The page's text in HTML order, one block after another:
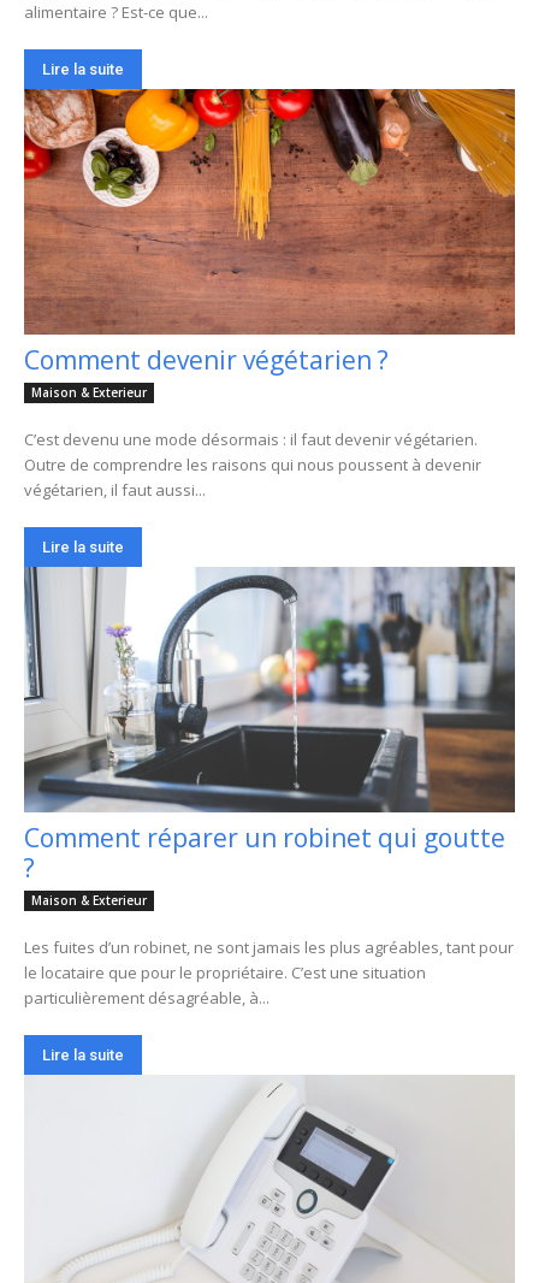
alimentaire ? Est-ce que...
Lire la suite
Comment devenir végétarien ?
Maison & Exterieur
C’est devenu une mode désormais : il faut devenir végétarien.
Outre de comprendre les raisons qui nous poussent à devenir
végétarien, il faut aussi...
Lire la suite
Comment réparer un robinet qui goutte
?
Maison & Exterieur
Les fuites d’un robinet, ne sont jamais les plus agréables, tant pour
le locataire que pour le propriétaire. C’est une situation
particulièrement désagréable, à...
Lire la suite